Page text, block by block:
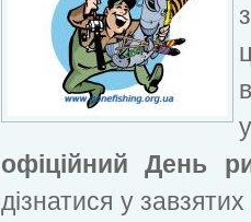
офіційний День
дізнатися у